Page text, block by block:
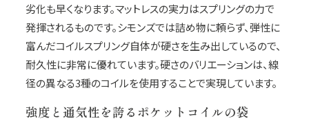
劣化も早くなります。マットレスの実力はスプリングの力で
発揮されるものです。シモンズでは詰め物に頼らず、弾性に
富んだコイルスプリング自体が硬さを生み出しているので、
耐久性に非常に優れています。硬さのバリエーションは、線
径の異なる3種のコイルを使用することで実現しています。
強度と通気性を誇るポケットコイルの袋